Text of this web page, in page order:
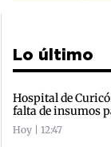
Lo último
Hospital de
falta de insumos
Hoy | 12:47